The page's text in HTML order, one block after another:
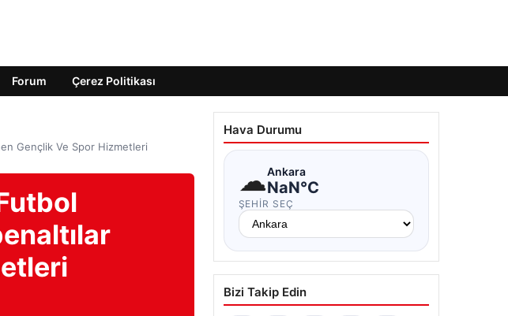
Forum Çerez Politikası
Gençlik Ve Spor Hizmetleri
Hava Durumu
☁Ankara
NaN°C
ŞEHIR SEÇ
Bizi Takip Edin